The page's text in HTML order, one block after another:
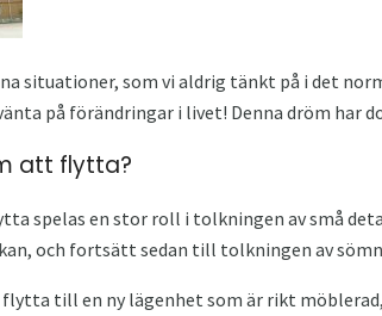
situationer, som vi aldrig tänkt på i det
på förändringar i livet! Denna dröm har
att flytta?
spelas en stor roll i tolkningen av små
och fortsätt sedan till tolkningen av
till en ny lägenhet som är rikt